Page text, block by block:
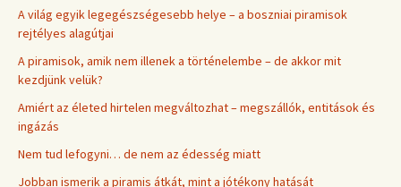
A világ egyik legegészségesebb helye – a boszniai piramisok
rejtélyes alagútjai
A piramisok, amik nem illenek a történelembe – de akkor mit
kezdjünk velük?
Amiért az életed hirtelen megváltozhat – megszállók, entitások és
ingázás
Nem tud lefogyni… de nem az édesség miatt
Jobban ismerik a piramis átkát, mint a jótékony hatását